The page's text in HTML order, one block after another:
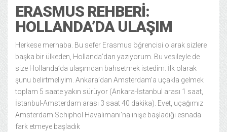
ERASMUS REHBERI:
HOLLANDA’DA ULAŞIM
Herkese merhaba. Bu sefer Erasmus öğrencisi olarak sizlere
başka bir ülkeden, Hollanda’dan yazıyorum. Bu vesileyle de
size Hollanda’da ulaşımdan bahsetmek istedim. İlk olarak
şunu belirtmeliyim. Ankara’dan Amsterdam’a uçakla gelmek
toplam 5 saate yakın sürüyor (Ankara-İstanbul arası 1 saat,
İstanbul-Amsterdam arası 3 saat 40 dakika). Evet, uçağımız
Amsterdam Schiphol Havalimanı’na inişe başladığı esnada
fark etmeye başladık